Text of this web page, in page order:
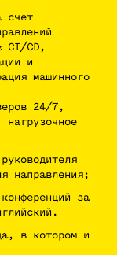
счет
CI/CD,
и
машинного
24/7,
нагру­зоч­ное
направления;
за
в котором и